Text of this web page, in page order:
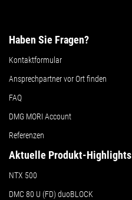
Haben Sie Fragen?
Kontaktformular
Ansprechpartner vor Ort finden
FAQ
DMG MORI Account
Referenzen
Aktuelle Produkt-Highlights
NTX 500
DMC 80 U (FD) duoBLOCK